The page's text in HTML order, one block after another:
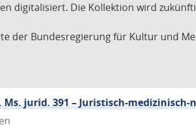
digitalisiert. Die Kollektion wird
der Bundesregierung für Kultur und
Ms. jurid. 391 – Juristisch-